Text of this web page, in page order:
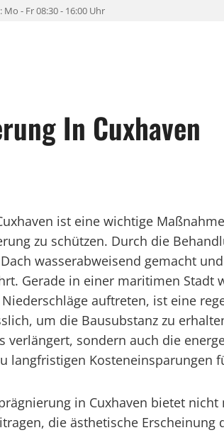
- Fr 08:30 - 16:00 Uhr
In Cuxhaven
ist eine wichtige
zu schützen. Durch die
wasserabweisend gemacht
Gerade in einer maritimen Stadt
auftreten, ist eine
um die Bausubstanz zu
verlängert, sondern auch die
langfristigen Kosteneinsparungen
in Cuxhaven bietet nicht
die ästhetische